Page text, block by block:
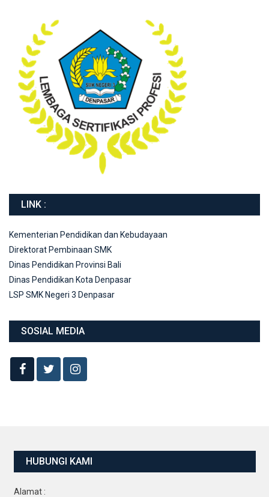
LINK :
Kementerian Pendidikan dan Kebudayaan
Direktorat Pembinaan SMK
Dinas Pendidikan Provinsi Bali
Dinas Pendidikan Kota Denpasar
LSP SMK Negeri 3 Denpasar
SOSIAL MEDIA
HUBUNGI KAMI
Alamat :